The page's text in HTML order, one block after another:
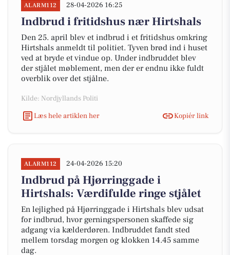
ALARM112 28-04-2026 16:25
Indbrud i fritidshus nær Hirtshals
Den 25. april blev et indbrud i et fritidshus omkring
Hirtshals anmeldt til politiet. Tyven brød ind i huset
ved at bryde et vindue op. Under indbruddet blev
der stjålet møblement, men der er endnu ikke fuldt
overblik over det stjålne.
Kilde: Nordjyllands Politi
Læs hele artiklen her
Kopiér link
ALARM112 24-04-2026 15:20
Indbrud på Hjørringgade i
Hirtshals: Værdifulde ringe stjålet
En lejlighed på Hjørringgade i Hirtshals blev udsat
for indbrud, hvor gerningspersonen skaffede sig
adgang via kælderdøren. Indbruddet fandt sted
mellem torsdag morgen og klokken 14.45 samme
dag.